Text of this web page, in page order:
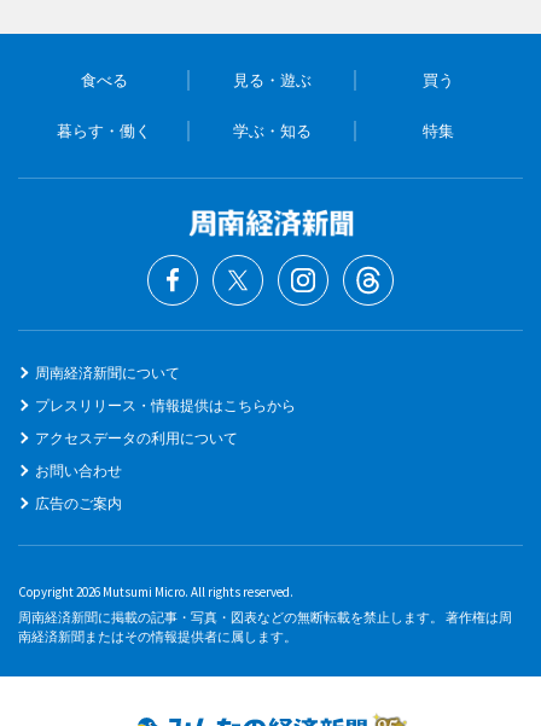
食べる 見る・遊ぶ 買う
暮らす・働く 学ぶ・知る 特集
周南経済新聞について
プレスリリース・情報提供はこちらから
アクセスデータの利用について
お問い合わせ
広告のご案内
Copyright 2026 Mutsumi Micro. All rights reserved.
周南経済新聞に掲載の記事・写真・図表などの無断転載を禁止します。 著作権は周
南経済新聞またはその情報提供者に属します。